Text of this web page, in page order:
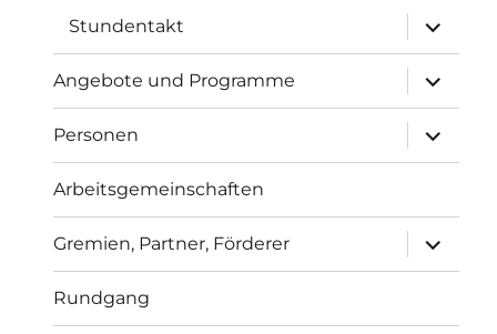
Stundentakt
anzeigen
Angebote und Programme
anzeigen
Personen
anzeigen
Arbeitsgemeinschaften
Gremien, Partner, Förderer
anzeigen
Rundgang